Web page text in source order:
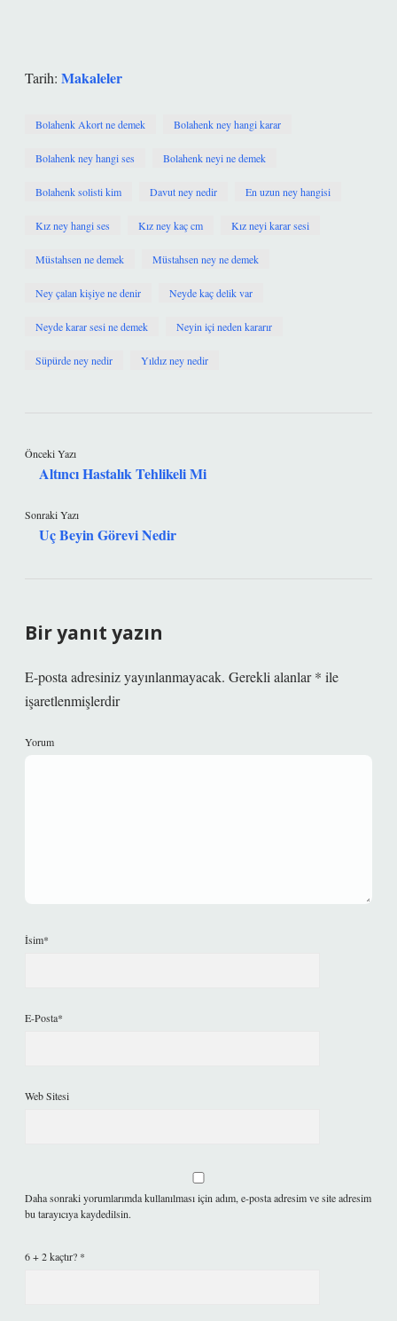
Tarih: Makaleler
Bolahenk Akort ne demek Bolahenk ney hangi karar
Bolahenk ney hangi ses Bolahenk neyi ne demek
Bolahenk solisti kim Davut ney nedir En uzun ney hangisi
Kız ney hangi ses Kız ney kaç cm Kız neyi karar sesi
Müstahsen ne demek Müstahsen ney ne demek
Ney çalan kişiye ne denir Neyde kaç delik var
Neyde karar sesi ne demek Neyin içi neden kararır
Süpürde ney nedir Yıldız ney nedir
Önceki Yazı
Altıncı Hastalık Tehlikeli Mi
Sonraki Yazı
Uç Beyin Görevi Nedir
Bir yanıt yazın
E-posta adresiniz yayınlanmayacak. Gerekli alanlar* ile
işaretlenmişlerdir
Yorum
İsim*
E-Posta*
Web Sitesi
Daha sonraki yorumlarımda kullanılması için adım, e-posta adresim ve site adresim
bu tarayıcıya kaydedilsin.
6 + 2 kaçtır? *